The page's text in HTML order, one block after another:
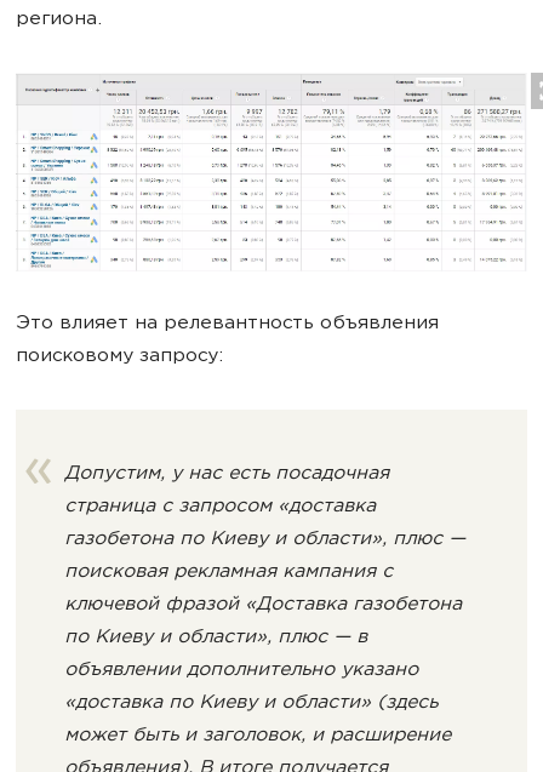
региона.
Это влияет на релевантность объявления
поисковому запросу:
Допустим, у нас есть посадочная
страница с запросом «доставка
газобетона по Киеву и области», плюс —
поисковая рекламная кампания с
ключевой фразой «Доставка газобетона
по Киеву и области», плюс — в
объявлении дополнительно указано
«доставка по Киеву и области» (здесь
может быть и заголовок, и расширение